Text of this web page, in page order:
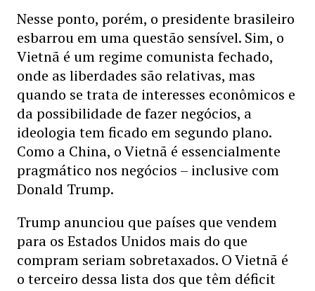
Nesse ponto, porém, o presidente brasileiro
esbarrou em uma questão sensível. Sim, o
Vietnã é um regime comunista fechado,
onde as liberdades são relativas, mas
quando se trata de interesses econômicos e
da possibilidade de fazer negócios, a
ideologia tem ficado em segundo plano.
Como a China, o Vietnã é essencialmente
pragmático nos negócios – inclusive com
Donald Trump.
Trump anunciou que países que vendem
para os Estados Unidos mais do que
compram seriam sobretaxados. O Vietnã é
o terceiro dessa lista dos que têm déficit